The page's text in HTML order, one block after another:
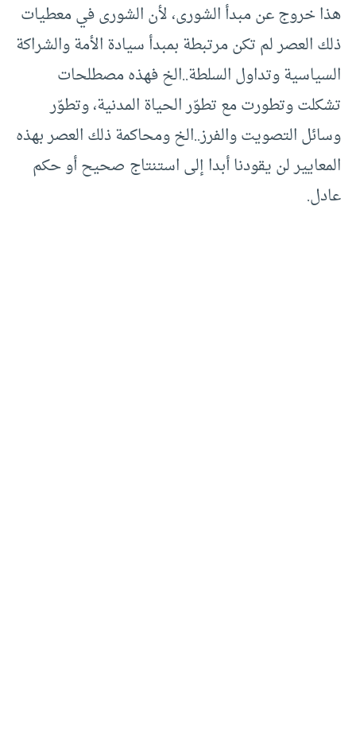
هذا خروج عن مبدأ الشورى، لأن الشورى في معطيات
ذلك العصر لم تكن مرتبطة بمبدأ سيادة الأمة والشراكة
السياسية وتداول السلطة..الخ فهذه مصطلحات
تشكلت وتطورت مع تطوّر الحياة المدنية، وتطوّر
وسائل التصويت والفرز..الخ ومحاكمة ذلك العصر بهذه
المعايير لن يقودنا أبدا إلى استنتاج صحيح أو حكم
عادل.